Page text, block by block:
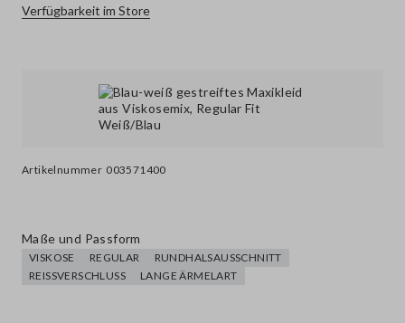
Artikelnummer 003571400
Verfügbarkeit im Store
Maße und Passform
VISKOSE REGULAR
RUNDHALSAUSSCHNITT
REISSVERSCHLUSS
LANGE ÄRMELART